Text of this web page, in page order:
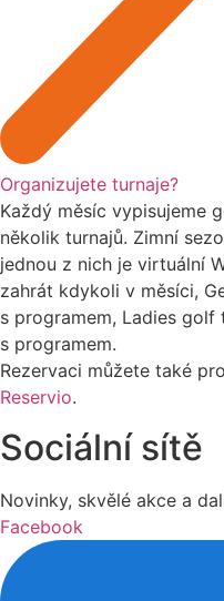
Organizujete turnaje?
Každý měsíc vypisujeme
několik turnajů. Zimní
jednou z nich je virtuální
zahrát kdykoli v měsíci,
s programem, Ladies
s programem.
Rezervaci můžete také
Reservio.
Sociální sítě
Novinky, skvělé akce a
Facebook